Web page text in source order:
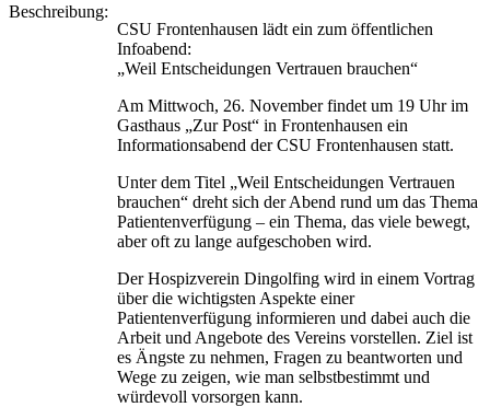
Beschreibung:
CSU Frontenhausen lädt ein zum öffentlichen
Infoabend:
„Weil Entscheidungen Vertrauen brauchen“
Am Mittwoch, 26. November findet um 19 Uhr im
Gasthaus „Zur Post“ in Frontenhausen ein
Informationsabend der CSU Frontenhausen statt.
Unter dem Titel „Weil Entscheidungen Vertrauen
brauchen“ dreht sich der Abend rund um das Thema
Patientenverfügung – ein Thema, das viele bewegt,
aber oft zu lange aufgeschoben wird.
Der Hospizverein Dingolfing wird in einem Vortrag
über die wichtigsten Aspekte einer
Patientenverfügung informieren und dabei auch die
Arbeit und Angebote des Vereins vorstellen. Ziel ist
es Ängste zu nehmen, Fragen zu beantworten und
Wege zu zeigen, wie man selbstbestimmt und
würdevoll vorsorgen kann.